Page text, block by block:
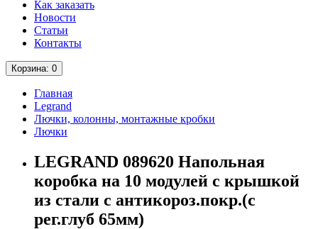
Как заказать
Новости
Статьи
Контакты
Корзина: 0
Главная
Legrand
Лючки, колонны, монтажные кробки
Лючки
LEGRAND 089620 Напольная
коробка на 10 модулей с крышкой
из стали с антикороз.покр.(с
рег.глуб 65мм)